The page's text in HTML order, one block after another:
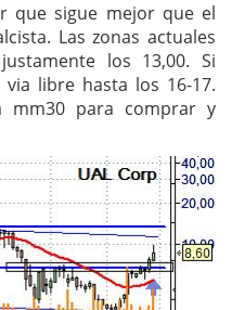
sigue mejor que el
Las zonas actuales
los 13,00. Si
libre hasta los 16-17.
mm30 para comprar y